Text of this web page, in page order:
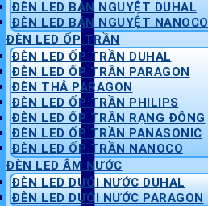
ĐÈN LED BÁN NGUYỆT DUHAL
ĐÈN LED BÁN NGUYỆT NANOCO
ĐÈN LED ỐP TRẦN
ĐÈN LED ỐP TRẦN DUHAL
ĐÈN LED ỐP TRẦN PARAGON
ĐÈN THẢ PARAGON
ĐÈN LED ỐP TRẦN PHILIPS
ĐÈN LED ỐP TRẦN RẠNG ĐÔNG
ĐÈN LED ỐP TRẦN PANASONIC
ĐÈN LED ỐP TRẦN NANOCO
ĐÈN LED ÂM NƯỚC
ĐÈN LED DƯỚI NƯỚC DUHAL
ĐÈN LED DƯỚI NƯỚC PARAGON